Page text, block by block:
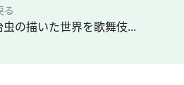
る
の描いた世界を歌舞伎...